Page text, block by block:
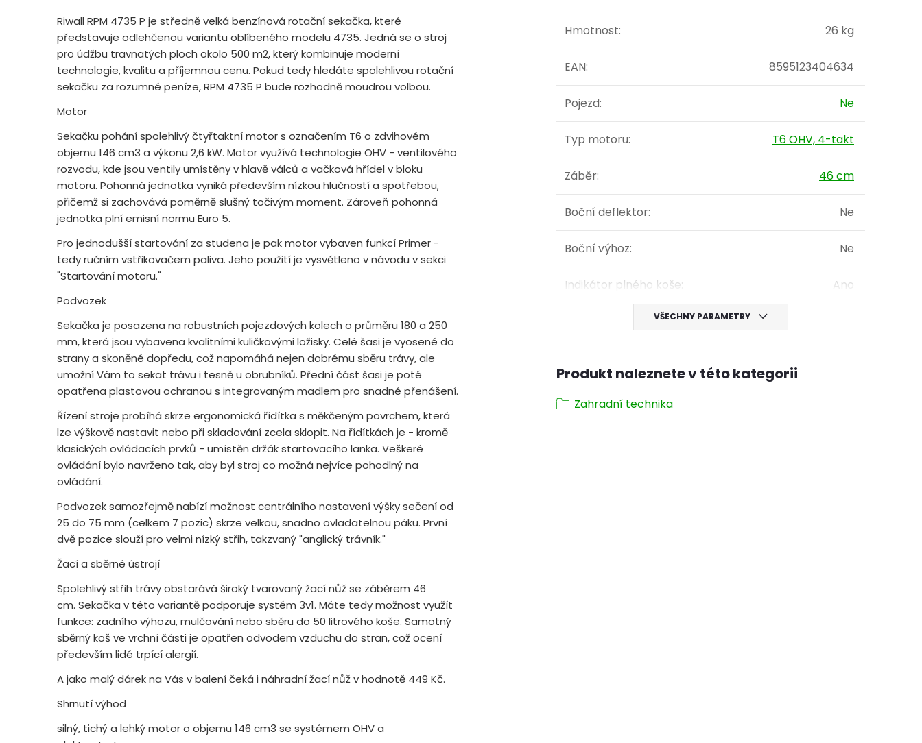
Riwall RPM 4735 P je středně velká benzínová rotační sekačka, které
představuje odlehčenou variantu oblíbeného modelu 4735. Jedná se o stroj
pro údžbu travnatých ploch okolo 500 m2, který kombinuje moderní
technologie, kvalitu a příjemnou cenu. Pokud tedy hledáte spolehlivou rotační
sekačku za rozumné peníze, RPM 4735 P bude rozhodně moudrou volbou.
Motor
Sekačku pohání spolehlivý čtyřtaktní motor s označením T6 o zdvihovém
objemu 146 cm3 a výkonu 2,6 kW. Motor využívá technologie OHV - ventilového
rozvodu, kde jsou ventily umístěny v hlavě válců a vačková hřídel v bloku
motoru. Pohonná jednotka vyniká především nízkou hlučností a spotřebou,
přičemž si zachovává poměrně slušný točivým moment. Zároveň pohonná
jednotka plní emisní normu Euro 5.
Pro jednodušší startování za studena je pak motor vybaven funkcí Primer -
tedy ručním vstřikovačem paliva. Jeho použití je vysvětleno v návodu v sekci
"Startování motoru."
Podvozek
Sekačka je posazena na robustních pojezdových kolech o průměru 180 a 250
mm, která jsou vybavena kvalitními kuličkovými ložisky. Celé šasi je vyosené do
strany a skoněné dopředu, což napomáhá nejen dobrému sběru trávy, ale
umožní Vám to sekat trávu i tesně u obrubníků. Přední část šasi je poté
opatřena plastovou ochranou s integrovaným madlem pro snadné přenášení.
Řízení stroje probíhá skrze ergonomická řídítka s měkčeným povrchem, která
lze výškově nastavit nebo při skladování zcela sklopit. Na řídítkách je - kromě
klasických ovládacích prvků - umístěn držák startovacího lanka. Veškeré
ovládání bylo navrženo tak, aby byl stroj co možná nejvíce pohodlný na
ovládání.
Podvozek samozřejmě nabízí možnost centrálního nastavení výšky sečení od
25 do 75 mm (celkem 7 pozic) skrze velkou, snadno ovladatelnou páku. První
dvě pozice slouží pro velmi nízký střih, takzvaný "anglický trávník."
Žací a sběrné ústrojí
Spolehlivý střih trávy obstarává široký tvarovaný žací nůž se záběrem 46
cm. Sekačka v této variantě podporuje systém 3v1. Máte tedy možnost využít
funkce: zadního výhozu, mulčování nebo sběru do 50 litrového koše. Samotný
sběrný koš ve vrchní části je opatřen odvodem vzduchu do stran, což ocení
především lidé trpící alergií.
A jako malý dárek na Vás v balení čeká i náhradní žací nůž v hodnotě 449 Kč.
Shrnutí výhod
silný, tichý a lehký motor o objemu 146 cm3 se systémem OHV a
Hmotnost: 26 kg
EAN: 8595123404634
Pojezd: Ne
Typ motoru: T6 OHV, 4-takt
Záběr: 46 cm
Boční deflektor: Ne
Boční výhoz: Ne
Indikátor plného koše: Ano
VŠECHNY PARAMETRY
Produkt naleznete v této kategorii
Zahradní technika